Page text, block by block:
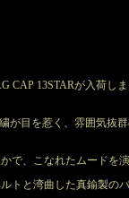
CAP 13STARが入荷し
が目を惹く、雰囲気抜
で、こなれたムードを
トと湾曲した真鍮製の